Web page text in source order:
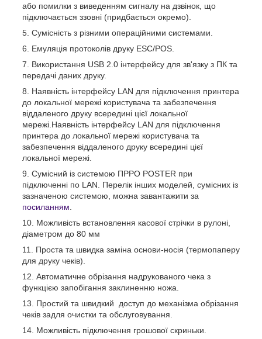
або помилки з виведенням сигналу на дзвінок, що
підключається ззовні (придбається окремо).
Сумісність з різними операційними системами.
Емуляція протоколів друку ESC/POS.
Використання USB 2.0 інтерфейсу для зв'язку з ПК та
передачі даних друку.
Наявність інтерфейсу LAN для підключення принтера
до локальної мережі користувача та забезпечення
віддаленого друку всередині цієї локальної
мережі.Наявність інтерфейсу LAN для підключення
принтера до локальної мережі користувача та
забезпечення віддаленого друку всередині цієї
локальної мережі.
Сумісний із системою ПРРО POSTER при
підключенні по LAN. Перелік інших моделей, сумісних із
зазначеною системою, можна завантажити за
посиланням
Можливість встановлення касової стрічки в рулоні,
діаметром до 80 мм
Проста та швидка заміна основи-носія (термопаперу
для друку чеків).
Автоматичне обрізання надрукованого чека з
функцією запобігання заклиненню ножа.
Простий та швидкий доступ до механізма обрізання
чеків задля очистки та обслуговування.
Можливість підключення грошової скриньки.